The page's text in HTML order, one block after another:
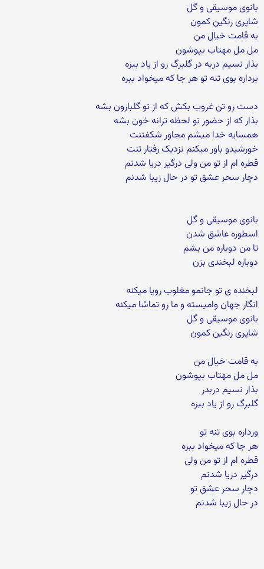
بانوی موسیقی و گل
شاپری رنگین کمون
به قامت خیال من
مل مل مهتاب بپوشون
بذار نسیم دربه در گلبرگ رو از یاد ببره
برداره بوی تنه تو هر جا که میخواد ببره
دست رو تن غروب بکش که از تو گلبارون بشه
بذار که از حضور تو لحظه ترانه خون بشه
همسایه خدا میشم مجاور شکفتنت
خورشیدو باور میکنم نزدیک رفتار تنت
قطره ام از تو من ولی درگیر دریا شدنم
دچار سحر عشق تو در حال زیبا شدنم
بانوی موسیقی و گل
اسطوره عاشق شدن
تا من دوباره من بشم
دوباره لبخندی بزن
لبخنده ی تو جانمو مغلوب رویا میکنه
انگار جهان وامیسته و ما رو تماشا میکنه
بانوی موسیقی و گل
شاپری رنگین کمون
به قامت خیال من
مل مل مهتاب بپوشون
بذار نسیم دربدر
گلبرگ رو از یاد ببره
ورداره بوی تنه تو
هر جا که میخواد ببره
قطره ام از تو من ولی
درگیر دریا شدنم
دچار سحر عشق تو
در حال زیبا شدنم